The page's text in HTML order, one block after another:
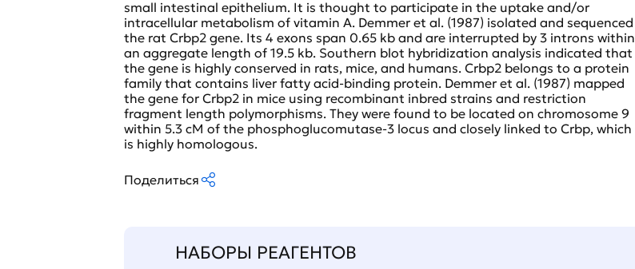
small intestinal epithelium. It is thought to participate in the uptake and/or
intracellular metabolism of vitamin A. Demmer et al. (1987) isolated and sequenced
the rat Crbp2 gene. Its 4 exons span 0.65 kb and are interrupted by 3 introns within
an aggregate length of 19.5 kb. Southern blot hybridization analysis indicated that
the gene is highly conserved in rats, mice, and humans. Crbp2 belongs to a protein
family that contains liver fatty acid-binding protein. Demmer et al. (1987) mapped
the gene for Crbp2 in mice using recombinant inbred strains and restriction
fragment length polymorphisms. They were found to be located on chromosome 9
within 5.3 cM of the phosphoglucomutase-3 locus and closely linked to Crbp, which
is highly homologous.
Поделиться
НАБОРЫ РЕАГЕНТОВ